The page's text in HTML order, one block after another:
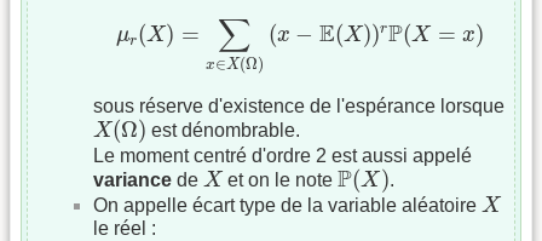
μr(X) = ∑
x∈X(Ω)
(x − E(X))rP(X = x)
μ X x∈ (Ω E X ) (
sous réserve d'existence de l'espérance lorsque
X(Ω)
X(Ω) est dénombrable.
Le moment centré d'ordre 2 est aussi appelé
variance de X
X et on le noteP(X )
P(X) .
On appelle écart type de la variable aléatoire X
X
le réel :